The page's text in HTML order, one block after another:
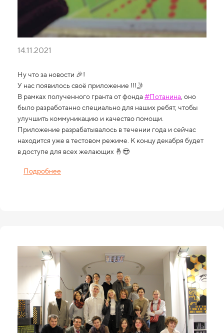
14.11.2021
Ну что за новости 🎉!
У нас появилось своё приложение !!!🤳
В рамках полученного гранта от фонда #Потанина , оно
было разработанно специально для наших ребят, чтобы
улучшить коммуникацию и качество помощи.
Приложение разрабатывалось в течении года и сейчас
находится уже в тестовом режиме. К концу декабря будет
в доступе для всех желающих 🤞😎
Подробнее